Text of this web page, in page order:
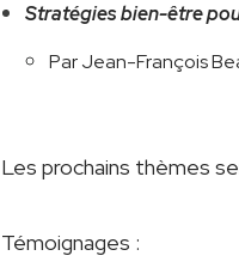
Stratégies bien-être
Par Jean-François
Les prochains thèmes
Témoignages :